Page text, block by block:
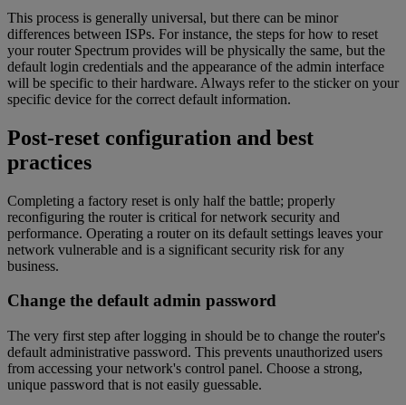
This process is generally universal, but there can be minor
differences between ISPs. For instance, the steps for how to reset
your router Spectrum provides will be physically the same, but the
default login credentials and the appearance of the admin interface
will be specific to their hardware. Always refer to the sticker on your
specific device for the correct default information.
Post-reset configuration and best
practices
Completing a factory reset is only half the battle; properly
reconfiguring the router is critical for network security and
performance. Operating a router on its default settings leaves your
network vulnerable and is a significant security risk for any
business.
Change the default admin password
The very first step after logging in should be to change the router's
default administrative password. This prevents unauthorized users
from accessing your network's control panel. Choose a strong,
unique password that is not easily guessable.